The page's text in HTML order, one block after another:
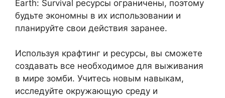
Earth: Survival ресурсы ограничены, поэтому
будьте экономны в их использовании и
планируйте свои действия заранее.
Используя крафтинг и ресурсы, вы сможете
создавать все необходимое для выживания
в мире зомби. Учитесь новым навыкам,
исследуйте окружающую среду и